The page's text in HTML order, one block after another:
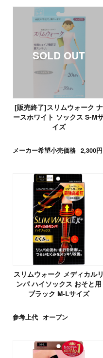
[販売終了]スリムウォーク ナ
ースホワイト ソックス S-M
イズ
メーカー希望小売価格 2,300円
スリムウォーク メディカルリ
ンパ ハイソックス おそと用
ブラック M-Lサイズ
参考上代 オープン